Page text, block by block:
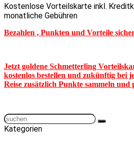
Kostenlose Vorteilskarte inkl.
monatliche Gebühren
Bezahlen , Punkten und Vorteile
Jetzt goldene Schmetterling
kostenlos bestellen und zukünftig bei
Reise zusätzlich Punkte sammeln
Kategorien